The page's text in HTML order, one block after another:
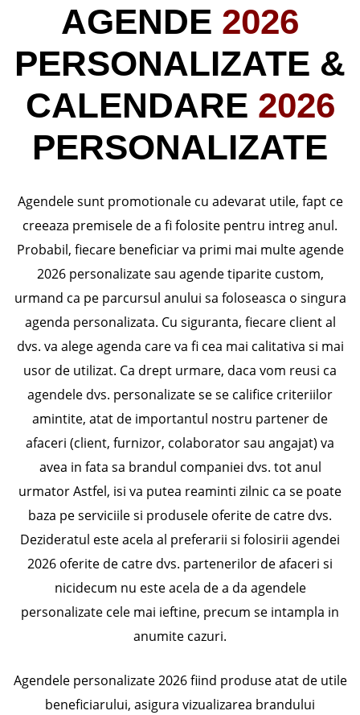
AGENDE 2026
PERSONALIZATE &
CALENDARE 2026
PERSONALIZATE
Agendele sunt promotionale cu adevarat utile, fapt ce
creeaza premisele de a fi folosite pentru intreg anul.
Probabil, fiecare beneficiar va primi mai multe agende
2026 personalizate sau agende tiparite custom,
urmand ca pe parcursul anului sa foloseasca o singura
agenda personalizata. Cu siguranta, fiecare client al
dvs. va alege agenda care va fi cea mai calitativa si mai
usor de utilizat. Ca drept urmare, daca vom reusi ca
agendele dvs. personalizate se se califice criteriilor
amintite, atat de importantul nostru partener de
afaceri (client, furnizor, colaborator sau angajat) va
avea in fata sa brandul companiei dvs. tot anul
urmator Astfel, isi va putea reaminti zilnic ca se poate
baza pe serviciile si produsele oferite de catre dvs.
Dezideratul este acela al preferarii si folosirii agendei
2026 oferite de catre dvs. partenerilor de afaceri si
nicidecum nu este acela de a da agendele
personalizate cele mai ieftine, precum se intampla in
anumite cazuri.
Agendele personalizate 2026 fiind produse atat de utile
beneficiarului, asigura vizualizarea brandului